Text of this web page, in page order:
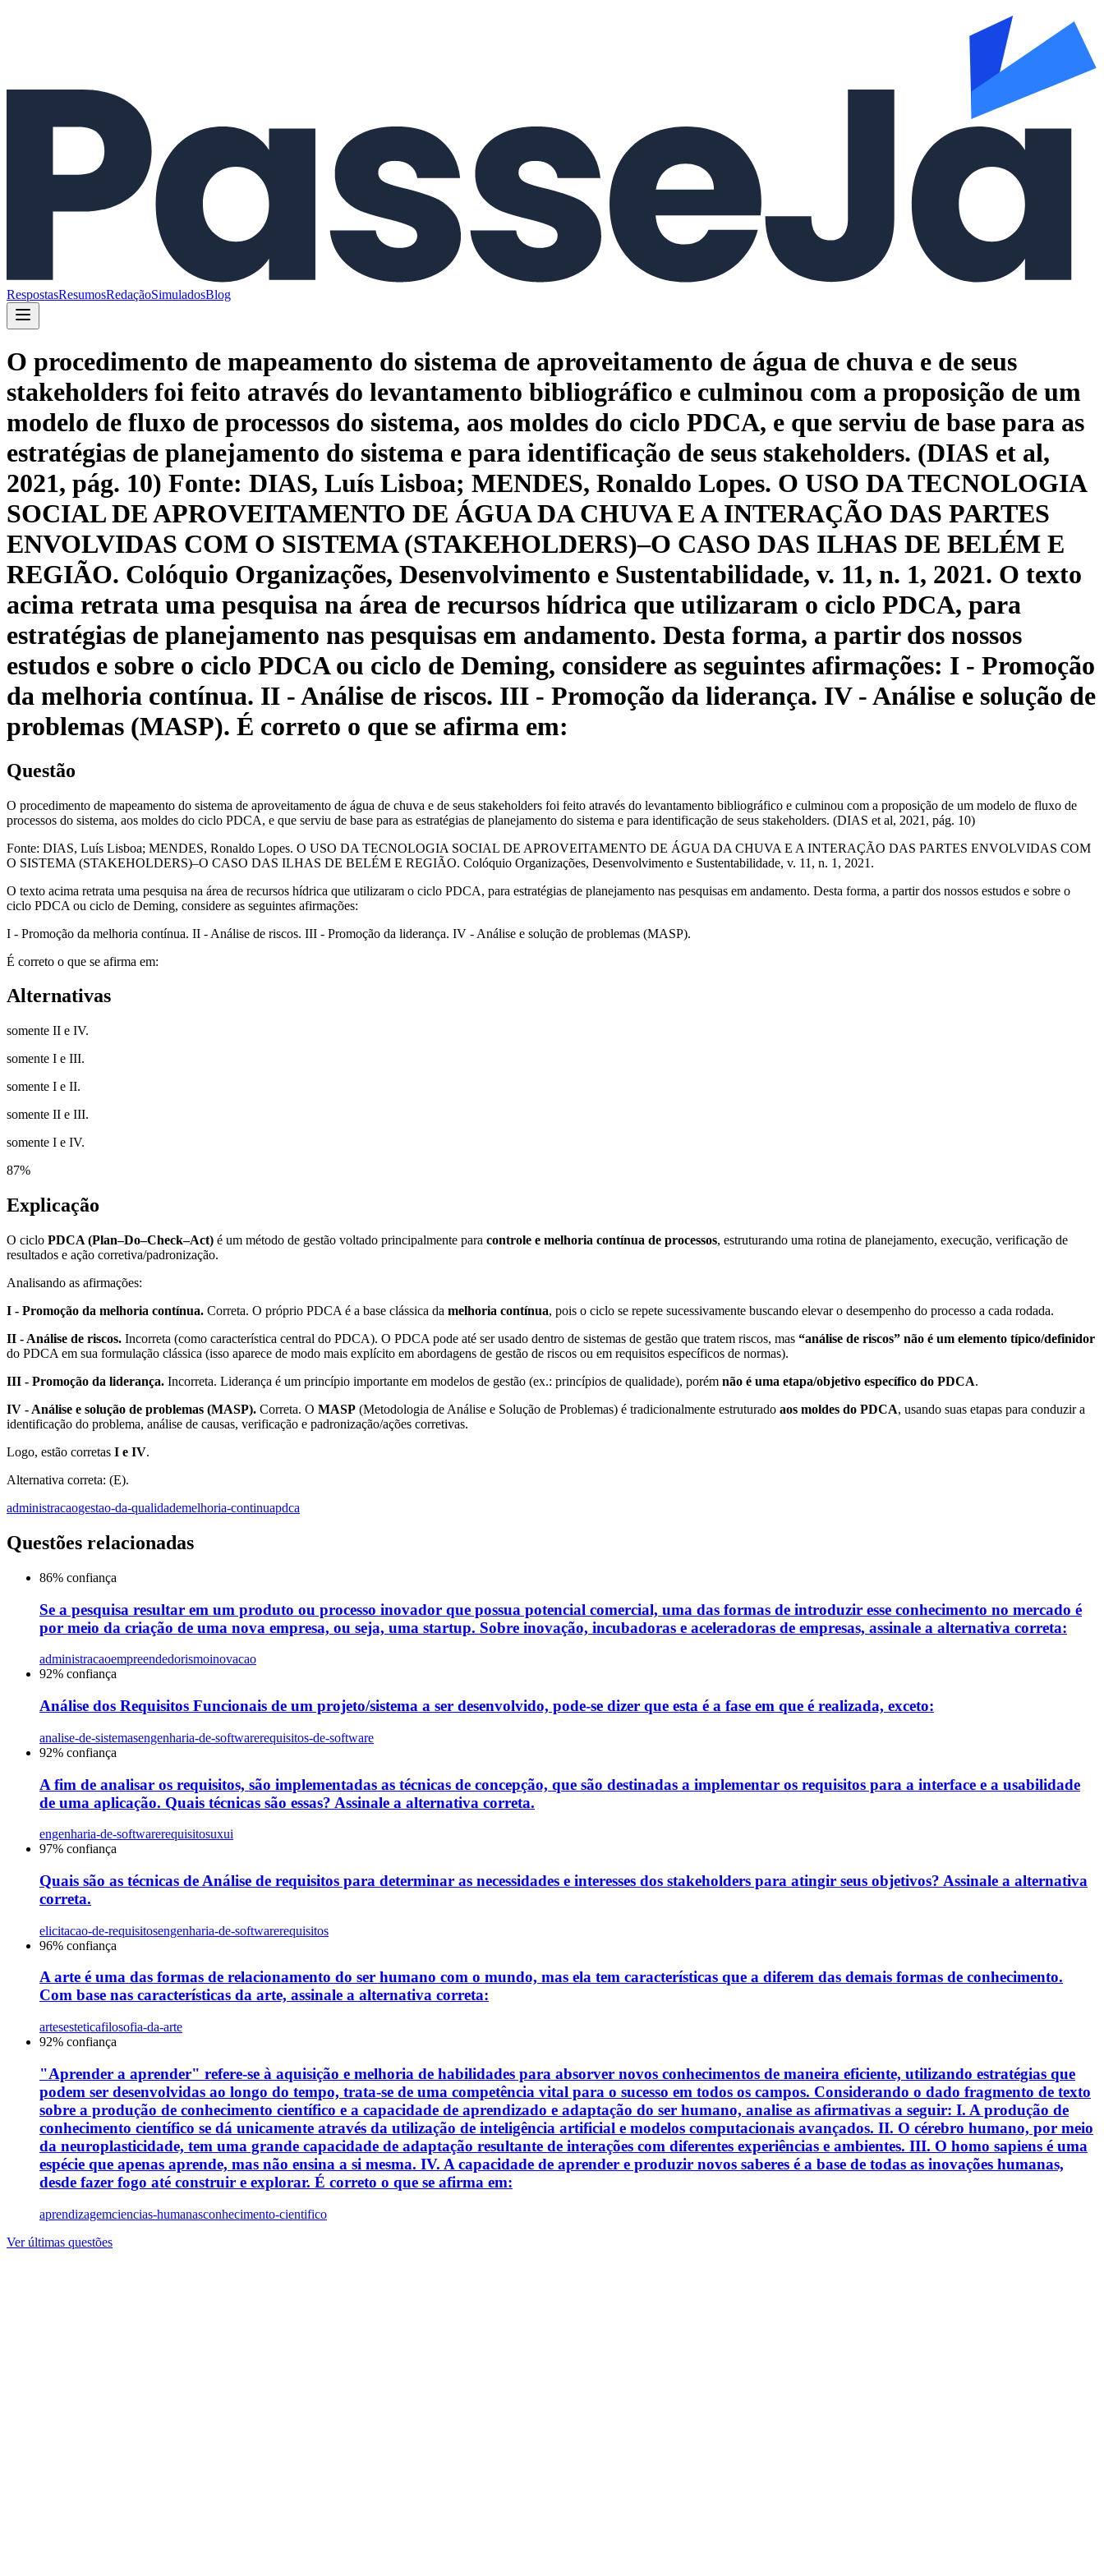
RespostasResumosRedaçãoSimuladosBlog
O procedimento de mapeamento do sistema de aproveitamento de água de chuva e de seus
stakeholders foi feito através do levantamento bibliográfico e culminou com a proposição de um
modelo de fluxo de processos do sistema, aos moldes do ciclo PDCA, e que serviu de base para as
estratégias de planejamento do sistema e para identificação de seus stakeholders. (DIAS et al,
2021, pág. 10) Fonte: DIAS, Luís Lisboa; MENDES, Ronaldo Lopes. O USO DA TECNOLOGIA
SOCIAL DE APROVEITAMENTO DE ÁGUA DA CHUVA E A INTERAÇÃO DAS PARTES
ENVOLVIDAS COM O SISTEMA (STAKEHOLDERS)–O CASO DAS ILHAS DE BELÉM E
REGIÃO. Colóquio Organizações, Desenvolvimento e Sustentabilidade, v. 11, n. 1, 2021. O texto
acima retrata uma pesquisa na área de recursos hídrica que utilizaram o ciclo PDCA, para
estratégias de planejamento nas pesquisas em andamento. Desta forma, a partir dos nossos
estudos e sobre o ciclo PDCA ou ciclo de Deming, considere as seguintes afirmações: I - Promoção
da melhoria contínua. II - Análise de riscos. III - Promoção da liderança. IV - Análise e solução de
problemas (MASP). É correto o que se afirma em:
Questão
O procedimento de mapeamento do sistema de aproveitamento de água de chuva e de seus stakeholders foi feito através do levantamento bibliográfico e culminou com a proposição de um modelo de fluxo de
processos do sistema, aos moldes do ciclo PDCA, e que serviu de base para as estratégias de planejamento do sistema e para identificação de seus stakeholders. (DIAS et al, 2021, pág. 10)
Fonte: DIAS, Luís Lisboa; MENDES, Ronaldo Lopes. O USO DA TECNOLOGIA SOCIAL DE APROVEITAMENTO DE ÁGUA DA CHUVA E A INTERAÇÃO DAS PARTES ENVOLVIDAS COM
O SISTEMA (STAKEHOLDERS)–O CASO DAS ILHAS DE BELÉM E REGIÃO. Colóquio Organizações, Desenvolvimento e Sustentabilidade, v. 11, n. 1, 2021.
O texto acima retrata uma pesquisa na área de recursos hídrica que utilizaram o ciclo PDCA, para estratégias de planejamento nas pesquisas em andamento. Desta forma, a partir dos nossos estudos e sobre o
ciclo PDCA ou ciclo de Deming, considere as seguintes afirmações:
I - Promoção da melhoria contínua. II - Análise de riscos. III - Promoção da liderança. IV - Análise e solução de problemas (MASP).
É correto o que se afirma em:
Alternativas
somente II e IV.
somente I e III.
somente I e II.
somente II e III.
somente I e IV.
87%
Explicação
O ciclo PDCA (Plan–Do–Check–Act) é um método de gestão voltado principalmente para controle e melhoria contínua de processos, estruturando uma rotina de planejamento, execução, verificação de
resultados e ação corretiva/padronização.
Analisando as afirmações:
I - Promoção da melhoria contínua. Correta. O próprio PDCA é a base clássica da melhoria contínua, pois o ciclo se repete sucessivamente buscando elevar o desempenho do processo a cada rodada.
II - Análise de riscos. Incorreta (como característica central do PDCA). O PDCA pode até ser usado dentro de sistemas de gestão que tratem riscos, mas “análise de riscos” não é um elemento típico/definidor
do PDCA em sua formulação clássica (isso aparece de modo mais explícito em abordagens de gestão de riscos ou em requisitos específicos de normas).
III - Promoção da liderança. Incorreta. Liderança é um princípio importante em modelos de gestão (ex.: princípios de qualidade), porém não é uma etapa/objetivo específico do PDCA.
IV - Análise e solução de problemas (MASP). Correta. O MASP (Metodologia de Análise e Solução de Problemas) é tradicionalmente estruturado aos moldes do PDCA, usando suas etapas para conduzir a
identificação do problema, análise de causas, verificação e padronização/ações corretivas.
Logo, estão corretas I e IV.
Alternativa correta: (E).
administracaogestao-da-qualidademelhoria-continuapdca
Questões relacionadas
86% confiança
Se a pesquisa resultar em um produto ou processo inovador que possua potencial comercial, uma das formas de introduzir esse conhecimento no mercado é
por meio da criação de uma nova empresa, ou seja, uma startup. Sobre inovação, incubadoras e aceleradoras de empresas, assinale a alternativa correta:
administracaoempreendedorismoinovacao
92% confiança
Análise dos Requisitos Funcionais de um projeto/sistema a ser desenvolvido, pode-se dizer que esta é a fase em que é realizada, exceto:
analise-de-sistemasengenharia-de-softwarerequisitos-de-software
92% confiança
A fim de analisar os requisitos, são implementadas as técnicas de concepção, que são destinadas a implementar os requisitos para a interface e a usabilidade
de uma aplicação. Quais técnicas são essas? Assinale a alternativa correta.
engenharia-de-softwarerequisitosuxui
97% confiança
Quais são as técnicas de Análise de requisitos para determinar as necessidades e interesses dos stakeholders para atingir seus objetivos? Assinale a alternativa
correta.
elicitacao-de-requisitosengenharia-de-softwarerequisitos
96% confiança
A arte é uma das formas de relacionamento do ser humano com o mundo, mas ela tem características que a diferem das demais formas de conhecimento.
Com base nas características da arte, assinale a alternativa correta:
artesesteticafilosofia-da-arte
92% confiança
"Aprender a aprender" refere-se à aquisição e melhoria de habilidades para absorver novos conhecimentos de maneira eficiente, utilizando estratégias que
podem ser desenvolvidas ao longo do tempo, trata-se de uma competência vital para o sucesso em todos os campos. Considerando o dado fragmento de texto
sobre a produção de conhecimento científico e a capacidade de aprendizado e adaptação do ser humano, analise as afirmativas a seguir: I. A produção de
conhecimento científico se dá unicamente através da utilização de inteligência artificial e modelos computacionais avançados. II. O cérebro humano, por meio
da neuroplasticidade, tem uma grande capacidade de adaptação resultante de interações com diferentes experiências e ambientes. III. O homo sapiens é uma
espécie que apenas aprende, mas não ensina a si mesma. IV. A capacidade de aprender e produzir novos saberes é a base de todas as inovações humanas,
desde fazer fogo até construir e explorar. É correto o que se afirma em:
aprendizagemciencias-humanasconhecimento-cientifico
Ver últimas questões